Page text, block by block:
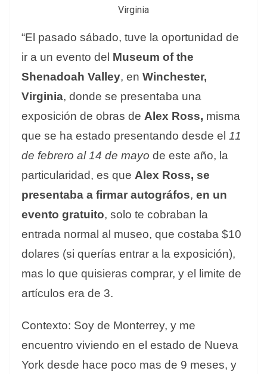
Virginia
“El pasado sábado, tuve la oportunidad de
ir a un evento del Museum of the
Shenadoah Valley, en Winchester,
Virginia, donde se presentaba una
exposición de obras de Alex Ross, misma
que se ha estado presentando desde el 11
de febrero al 14 de mayo de este año, la
particularidad, es que Alex Ross, se
presentaba a firmar autográfos, en un
evento gratuito, solo te cobraban la
entrada normal al museo, que costaba $10
dolares (si querías entrar a la exposición),
mas lo que quisieras comprar, y el limite de
artículos era de 3.
Contexto: Soy de Monterrey, y me
encuentro viviendo en el estado de Nueva
York desde hace poco mas de 9 meses, y